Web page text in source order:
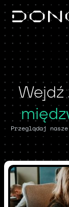
Wejdź
Przeglądaj